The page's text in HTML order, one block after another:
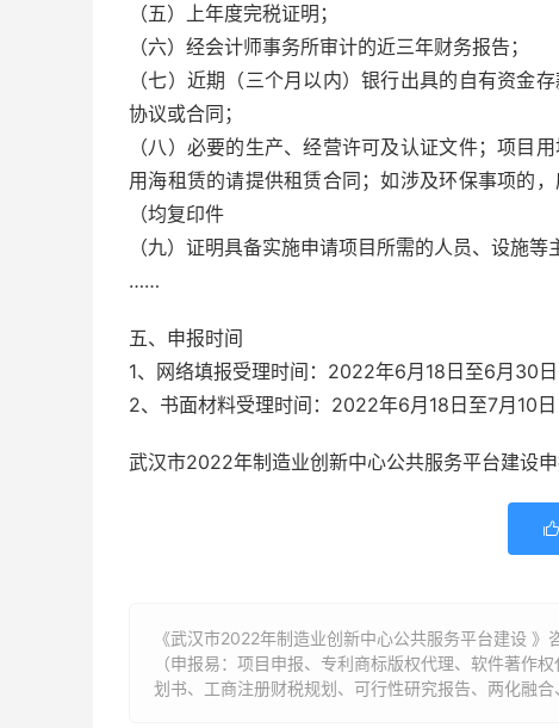
（五）上年度完税证明；
（六）经会计师事务所审计的近三年财务报告；
（七）近期（三个月以内）银行出具的自有资金
协议或合同；
（八）必要的生产、经营许可及认证文件；项目
用海租赁的请提供租赁合同；如涉及环保事项的
（均复印件
（九）证明具备实施申请项目所需的人员、设施等
……
五、申报时间
1、网络填报受理时间：2022年6月18日至6月30日
2、书面材料受理时间：2022年6月18日至7月10日
武汉市2022年制造业创新中心公共服务平台建设申

《武汉市2022年制造业创新中心公共服务平台建设 》
（申报易：项目申报、专利商标版权代理、软件著作
划书、工商注册财税规划、可行性研究报告、两化融合